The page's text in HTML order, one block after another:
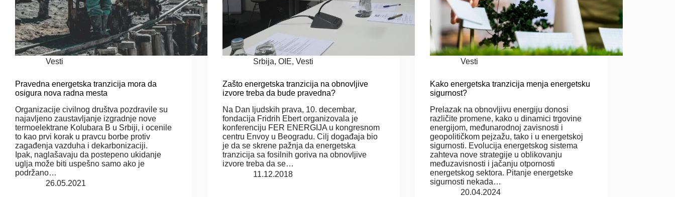
Vesti
Pravedna energetska tranzicija mora da
osigura nova radna mesta
Organizacije civilnog društva pozdravile su
najavljeno zaustavljanje izgradnje nove
termoelektrane Kolubara B u Srbiji, i ocenile
to kao prvi korak u pravcu borbe protiv
zagađenja vazduha i dekarbonizaciji.
Ipak, naglašavaju da postepeno ukidanje
uglja može biti uspešno samo ako je
podržano…
26.05.2021
Srbija,OIE,Vesti
Zašto energetska tranzicija na obnovljive
izvore treba da bude pravedna?
Na Dan ljudskih prava, 10. decembar,
fondacija Fridrih Ebert organizovala je
konferenciju FER ENERGIJA u kongresnom
centru Envoy u Beogradu. Cilj događaja bio
je da se skrene pažnja da energetska
tranzicija sa fosilnih goriva na obnovljive
izvore treba da se…
11.12.2018
Vesti
Kako energetska tranzicija menja energetsku
sigurnost?
Prelazak na obnovljivu energiju donosi
različite promene, kako u dinamici trgovine
energijom, međunarodnoj zavisnosti i
geopolitičkom pejzažu, tako i u energetskoj
sigurnosti. Evolucija energetskog sistema
zahteva nove strategije u oblikovanju
međuzavisnosti i jačanju otpornosti
energetskog sektora. Pitanje energetske
sigurnosti nekada…
20.04.2024